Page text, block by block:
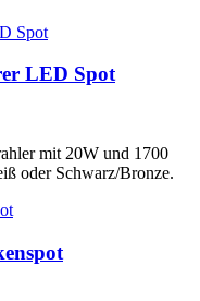
LED Spot
mit 20W und 1700
oder Schwarz/Bronze.